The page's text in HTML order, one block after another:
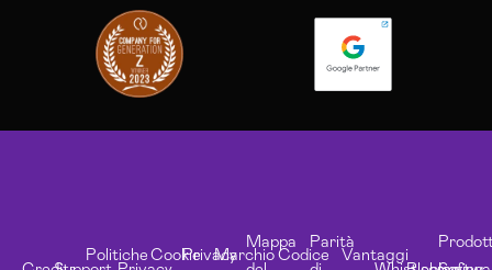
Politiche CookiePrivacyMarchio
Mappa
Codice
Parità
Vantaggi